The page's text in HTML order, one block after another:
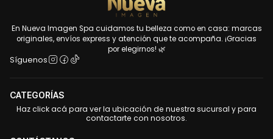
En Nueva Imagen Spa cuidamos tu belleza como en casa: marcas
originales, envíos express y atención que te acompaña. ¡Gracias
por elegirnos! 🌿
Síguenos
CATEGORÍAS
Haz click acá para ver la ubicación de nuestra sucursal y para
contactarte con nosotros.